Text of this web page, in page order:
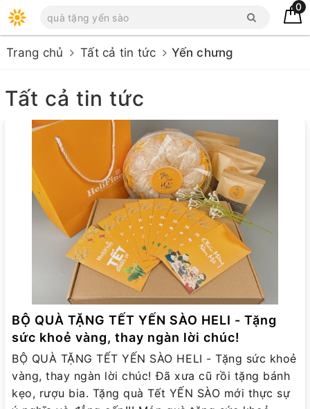
0
Trang chủ Tất cả tin tức Yến chưng
Tất cả tin tức
BỘ QUÀ TẶNG TẾT YẾN SÀO HELI - Tặng
sức khoẻ vàng, thay ngàn lời chúc!
BỘ QUÀ TẶNG TẾT YẾN SÀO HELI - Tặng sức khoẻ
vàng, thay ngàn lời chúc! Đã xưa cũ rồi tặng bánh
kẹo, rượu bia. Tặng quà Tết YẾN SÀO mới thực sự